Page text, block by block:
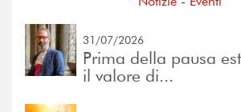
31/07/2026
Prima della pausa
il valore di...